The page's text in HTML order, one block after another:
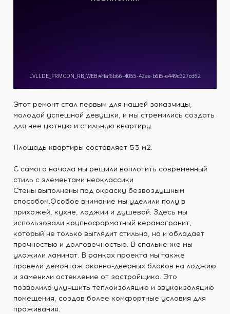
Этот ремонт стал первым для нашей заказчицы,
молодой успешной девушки, и мы стремились создать
для нее уютную и стильную квартиру.
Площадь квартиры составляет 53 м2.
С самого начала мы решили воплотить современный
стиль с элементами неоклассики
Стены выполнены под окраску безвоздушным
способом.Особое внимание мы уделили полу в
прихожей, кухне, лоджии и душевой. Здесь мы
использовали крупноформатный керамогранит,
который не только выглядит стильно, но и обладает
прочностью и долговечностью. В спальне же мы
уложили ламинат. В рамках проекта мы также
провели демонтаж оконно-дверных блоков на лоджию
и заменили остекление от застройщика. Это
позволило улучшить теплоизоляцию и звукоизоляцию
помещения, создав более комфортные условия для
проживания.